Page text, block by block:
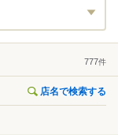
777件
店名で検索する